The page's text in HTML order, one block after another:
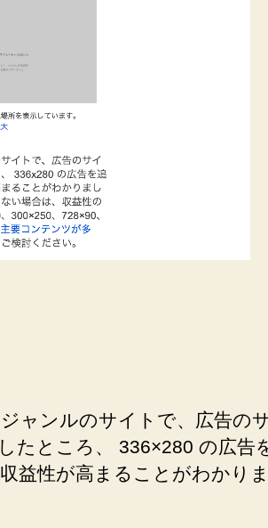
ャンルのサイトで、 広告の
たところ、 336×280 の広告
益性が高まることがわかり